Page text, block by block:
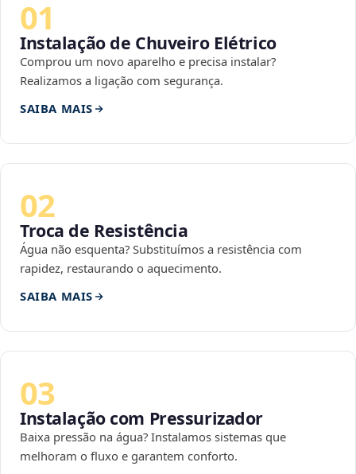
01
Instalação de Chuveiro Elétrico
Comprou um novo aparelho e precisa instalar?
Realizamos a ligação com segurança.
SAIBA MAIS
02
Troca de Resistência
Água não esquenta? Substituímos a resistência com
rapidez, restaurando o aquecimento.
SAIBA MAIS
03
Instalação com Pressurizador
Baixa pressão na água? Instalamos sistemas que
melhoram o fluxo e garantem conforto.